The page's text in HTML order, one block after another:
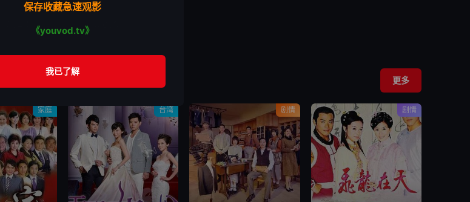
更多
家庭 台湾 剧情 剧情
保存收藏急速观影
《youvod.tv》